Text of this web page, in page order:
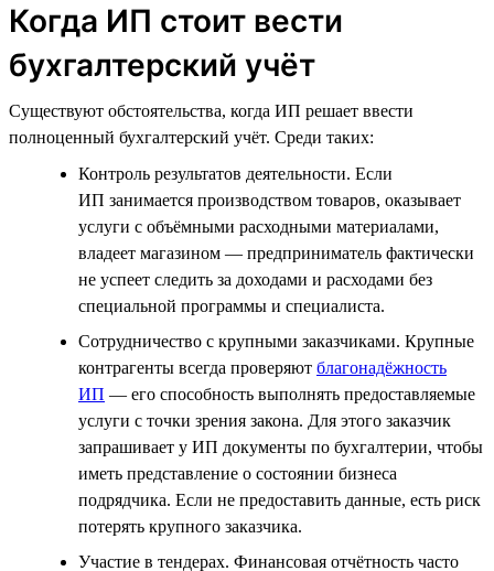
Когда ИП стоит вести
бухгалтерский учёт
Существуют обстоятельства, когда ИП решает ввести
полноценный бухгалтерский учёт. Среди таких:
Контроль результатов деятельности. Если
ИП занимается производством товаров, оказывает
услуги с объёмными расходными материалами,
владеет магазином — предприниматель фактически
не успеет следить за доходами и расходами без
специальной программы и специалиста.
Сотрудничество с крупными заказчиками. Крупные
контрагенты всегда проверяют благонадёжность
ИП — его способность выполнять предоставляемые
услуги с точки зрения закона. Для этого заказчик
запрашивает у ИП документы по бухгалтерии, чтобы
иметь представление о состоянии бизнеса
подрядчика. Если не предоставить данные, есть риск
потерять крупного заказчика.
Участие в тендерах. Финансовая отчётность часто